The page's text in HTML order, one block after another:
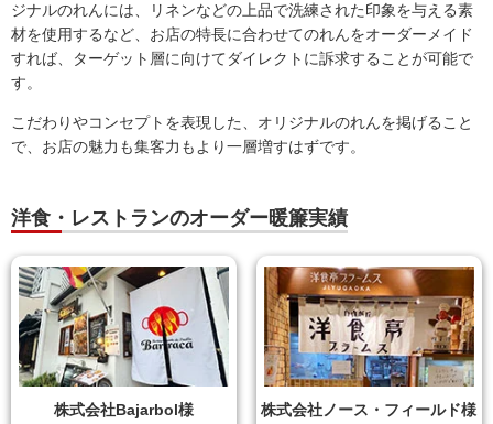
ジナルのれんには、リネンなどの上品で洗練された印象を与える素
材を使用するなど、お店の特長に合わせてのれんをオーダーメイド
すれば、ターゲット層に向けてダイレクトに訴求することが可能で
す。
こだわりやコンセプトを表現した、オリジナルのれんを掲げること
で、お店の魅力も集客力もより一層増すはずです。
洋食・レストランのオーダー暖簾実績
株式会社Bajarbol様 株式会社ノース・フィールド様